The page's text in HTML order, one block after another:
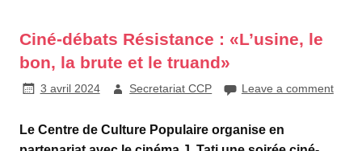
Ciné-débats Résistance : «L’usine, le
bon, la brute et le truand»
3 avril 2024 Secretariat CCP Leave a comment
Le Centre de Culture Populaire organise en